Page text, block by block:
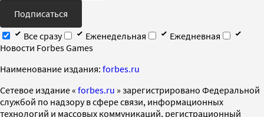
Подписаться
Все сразу
Еженедельная
Ежедневная
Новости Forbes Games
Наименование издания: forbes.ru
Cетевое издание « forbes.ru » зарегистрировано Федеральной
службой по надзору в сфере связи, информационных
технологий и массовых коммуникаций, регистрационный